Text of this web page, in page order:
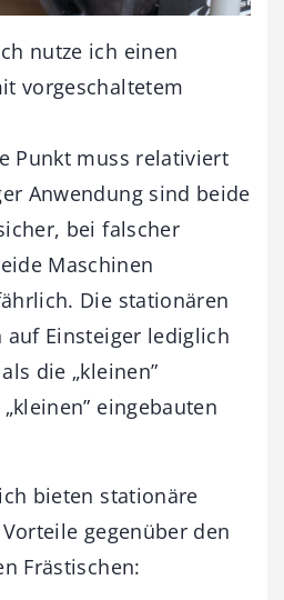
nutze ich einen
vorgeschaltetem
Punkt muss relativiert
Anwendung sind beide
bei falscher
Maschinen
Die stationären
auf Einsteiger lediglich
die „kleinen”
eingebauten
bieten stationäre
gegenüber den
Frästischen: